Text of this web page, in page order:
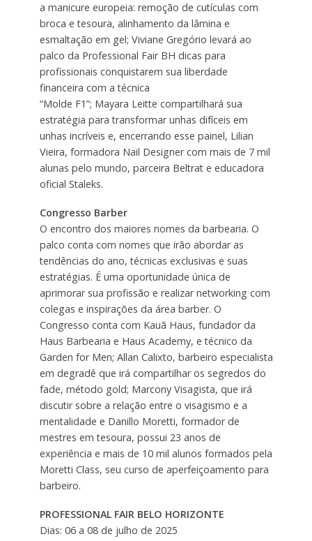
a manicure europeia: remoção de cutículas com
broca e tesoura, alinhamento da lâmina e
esmaltação em gel; Viviane Gregório levará ao
palco da Professional Fair BH dicas para
profissionais conquistarem sua liberdade
financeira com a técnica
“Molde F1”; Mayara Leitte compartilhará sua
estratégia para transformar unhas difíceis em
unhas incríveis e, encerrando esse painel, Lilian
Vieira, formadora Nail Designer com mais de 7 mil
alunas pelo mundo, parceira Beltrat e educadora
oficial Staleks.
Congresso Barber
O encontro dos maiores nomes da barbearia. O
palco conta com nomes que irão abordar as
tendências do ano, técnicas exclusivas e suas
estratégias. É uma oportunidade única de
aprimorar sua profissão e realizar networking com
colegas e inspirações da área barber. O
Congresso conta com Kauã Haus, fundador da
Haus Barbearia e Haus Academy, e técnico da
Garden for Men; Allan Calixto, barbeiro especialista
em degradê que irá compartilhar os segredos do
fade, método gold; Marcony Visagista, que irá
discutir sobre a relação entre o visagismo e a
mentalidade e Danillo Moretti, formador de
mestres em tesoura, possui 23 anos de
experiência e mais de 10 mil alunos formados pela
Moretti Class, seu curso de aperfeiçoamento para
barbeiro.
PROFESSIONAL FAIR BELO HORIZONTE
Dias: 06 a 08 de julho de 2025